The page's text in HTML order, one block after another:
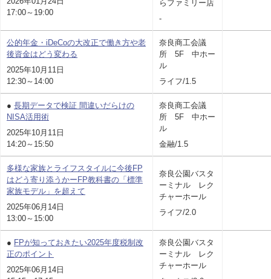
17:00～19:00
らファミリー店
-
公的年金・iDeCoの大改正で働き方や老
後資金はどう変わる
2025年10月11日
12:30～14:00
奈良商工会議
所 5F 中ホー
ル
ライフ/1.5
● 長期データで検証 間違いだらけの
NISA活用術
2025年10月11日
14:20～15:50
奈良商工会議
所 5F 中ホー
ル
金融/1.5
多様な家族とライフスタイルに今後FP
はどう寄り添うかーFP教科書の「標準
家族モデル」を超えて
2025年06月14日
13:00～15:00
奈良公園バスタ
ーミナル レク
チャーホール
ライフ/2.0
● FPが知っておきたい2025年度税制改
正のポイント
2025年06月14日
奈良公園バスタ
ーミナル レク
チャーホール